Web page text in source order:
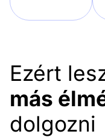
Ezért
más
dolgozni